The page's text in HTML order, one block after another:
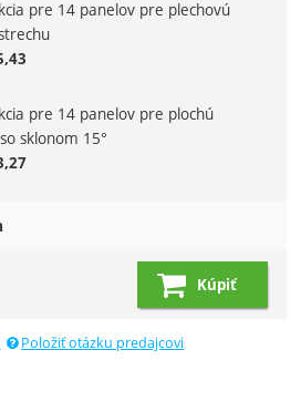
pre 14 panelov pre plechovú
pre 14 panelov pre plochú
sklonom 15°
Kúpiť
Položiť otázku predajcovi